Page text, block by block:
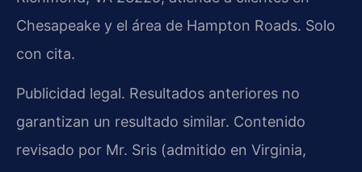
Chesapeake y el área de Hampton Roads. Solo
con cita.
Publicidad legal. Resultados anteriores no
garantizan un resultado similar. Contenido
revisado por Mr. Sris (admitido en Virginia,